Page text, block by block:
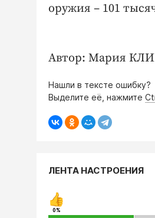
оружия – 101
Автор: Мария
Нашли в тексте ошибку?
Выделите её, нажмите
ЛЕНТА НАСТРОЕНИЯ
0%